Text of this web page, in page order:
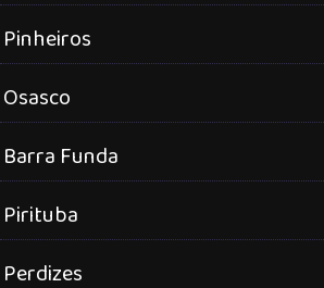
Pinheiros
Osasco
Barra Funda
Pirituba
Perdizes